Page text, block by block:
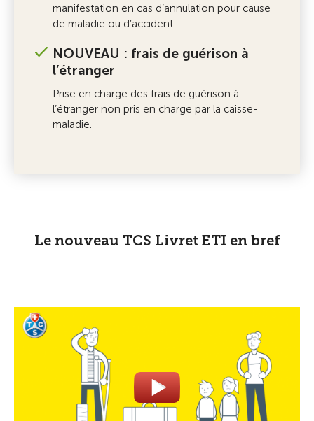
manifestation en cas d’annulation pour cause
de maladie ou d’accident.
NOUVEAU : frais de guérison à
l’étranger
Prise en charge des frais de guérison à
l’étranger non pris en charge par la caisse-
maladie.
Le nouveau TCS Livret ETI en bref